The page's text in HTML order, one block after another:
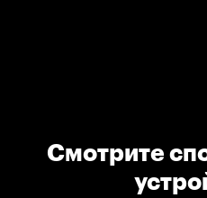
Смотрите